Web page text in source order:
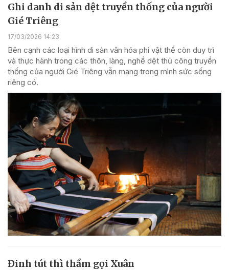
Ghi danh di sản dệt truyền thống của người
Gié Triêng
17/03/2026 14:23
Bên cạnh các loại hình di sản văn hóa phi vật thể còn duy trì
và thực hành trong các thôn, làng, nghề dệt thủ công truyền
thống của người Gié Triêng vẫn mang trong mình sức sống
riêng có.
Đinh tút thì thầm gọi Xuân